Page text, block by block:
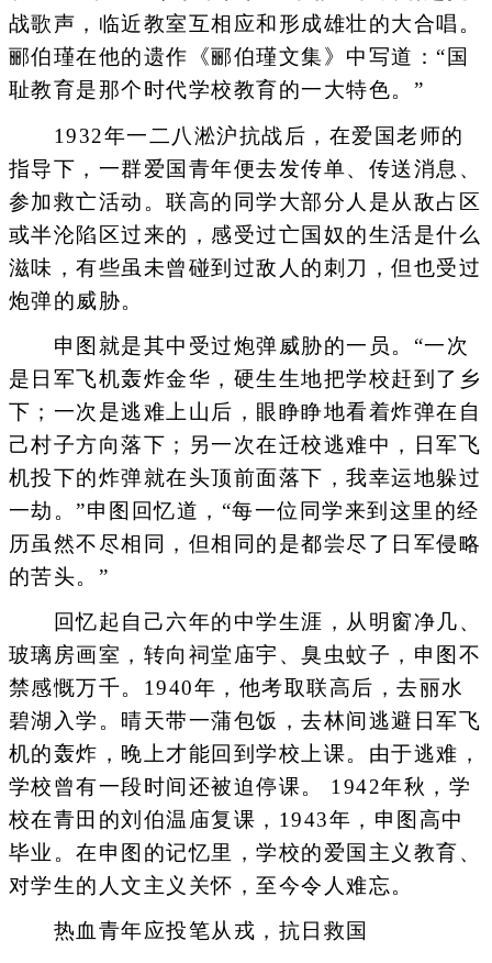
战歌声，临近教室互相应和形成雄壮的大合唱。
郦伯瑾在他的遗作《郦伯瑾文集》中写道：“国
耻教育是那个时代学校教育的一大特色。”
1932年一二八淞沪抗战后，在爱国老师的
指导下，一群爱国青年便去发传单、传送消息、
参加救亡活动。联高的同学大部分人是从敌占区
或半沦陷区过来的，感受过亡国奴的生活是什么
滋味，有些虽未曾碰到过敌人的刺刀，但也受过
炮弹的威胁。
申图就是其中受过炮弹威胁的一员。“一次
是日军飞机轰炸金华，硬生生地把学校赶到了乡
下；一次是逃难上山后，眼睁睁地看着炸弹在自
己村子方向落下；另一次在迁校逃难中，日军飞
机投下的炸弹就在头顶前面落下，我幸运地躲过
一劫。”申图回忆道，“每一位同学来到这里的经
历虽然不尽相同，但相同的是都尝尽了日军侵略
的苦头。”
回忆起自己六年的中学生涯，从明窗净几、
玻璃房画室，转向祠堂庙宇、臭虫蚊子，申图不
禁感慨万千。1940年，他考取联高后，去丽水
碧湖入学。晴天带一蒲包饭，去林间逃避日军飞
机的轰炸，晚上才能回到学校上课。由于逃难，
学校曾有一段时间还被迫停课。 1942年秋，学
校在青田的刘伯温庙复课，1943年，申图高中
毕业。在申图的记忆里，学校的爱国主义教育、
对学生的人文主义关怀，至今令人难忘。
热血青年应投笔从戎，抗日救国